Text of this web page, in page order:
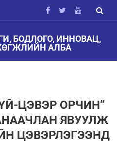
БОДЛОГО, ИННОВАЦ,
АЛБА
ЦЭВЭР ОРЧИН”
ЯВУУЛЖ
ЦЭВЭРЛЭГЭЭНД